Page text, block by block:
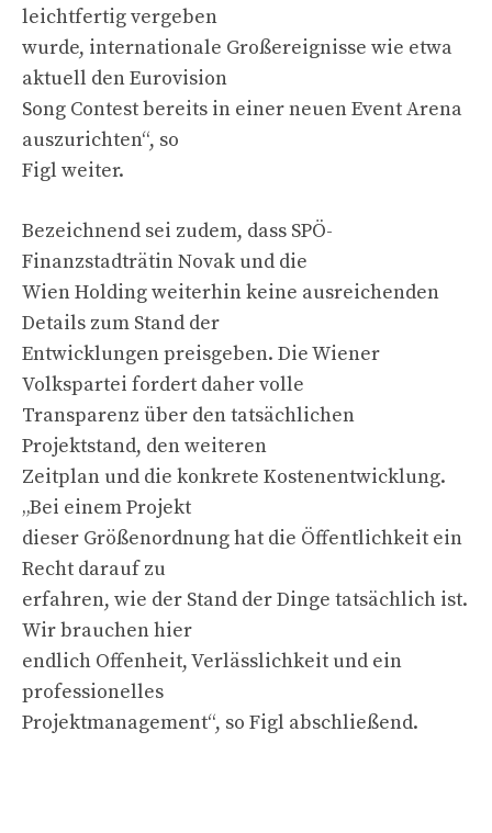
leichtfertig vergeben
wurde, internationale Großereignisse wie etwa
aktuell den Eurovision
Song Contest bereits in einer neuen Event Arena
auszurichten“, so
Figl weiter.
Bezeichnend sei zudem, dass SPÖ-
Finanzstadträtin Novak und die
Wien Holding weiterhin keine ausreichenden
Details zum Stand der
Entwicklungen preisgeben. Die Wiener
Volkspartei fordert daher volle
Transparenz über den tatsächlichen
Projektstand, den weiteren
Zeitplan und die konkrete Kostenentwicklung.
„Bei einem Projekt
dieser Größenordnung hat die Öffentlichkeit ein
Recht darauf zu
erfahren, wie der Stand der Dinge tatsächlich ist.
Wir brauchen hier
endlich Offenheit, Verlässlichkeit und ein
professionelles
Projektmanagement“, so Figl abschließend.